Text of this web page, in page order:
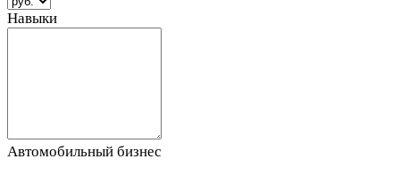
Навыки
Автомобильный бизнес